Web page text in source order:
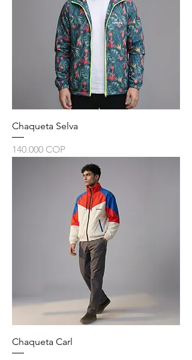
Chaqueta Selva
Precio
140.000 COP
Chaqueta Carl